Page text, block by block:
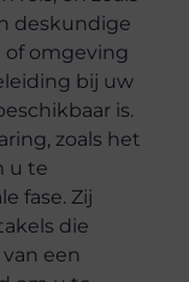
deskundige
of omgeving
bij uw
is.
zoals het
u te
fase. Zij
die
een